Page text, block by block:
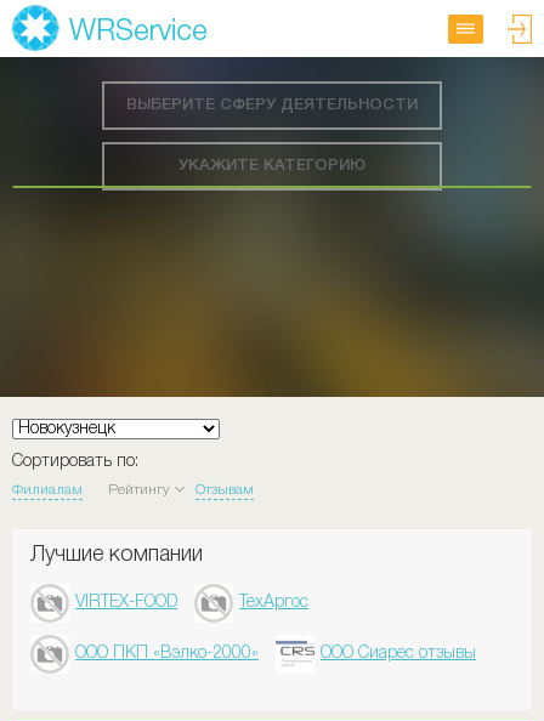
ВЫБЕРИТЕ СФЕРУ ДЕЯТЕЛЬНОСТИ
УКАЖИТЕ КАТЕГОРИЮ
Сортировать по:
Филиалам Рейтингу Отзывам
Лучшие компании
VIRTEX-FOOD ТехАргос
ООО ПКП «Вэлко-2000» ООО Сиарес отзывы